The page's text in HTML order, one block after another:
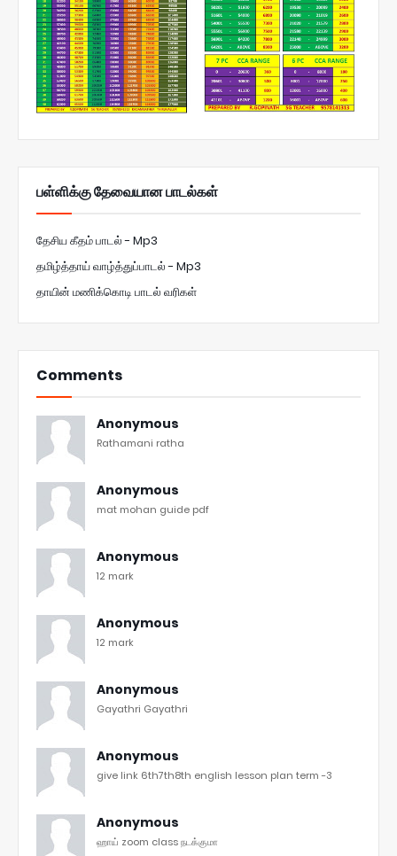
பள்ளிக்கு தேவையான பாடல்கள்
தேசிய கீதம் பாடல் - Mp3
தமிழ்த்தாய் வாழ்த்துப்பாடல் - Mp3
தாயின் மணிக்கொடி பாடல் வரிகள்
Comments
Anonymous
Rathamani ratha
Anonymous
mat mohan guide pdf
Anonymous
12 mark
Anonymous
12 mark
Anonymous
Gayathri Gayathri
Anonymous
give link 6th7th8th english lesson plan term -3
Anonymous
ஹாய் zoom class நடக்குமா